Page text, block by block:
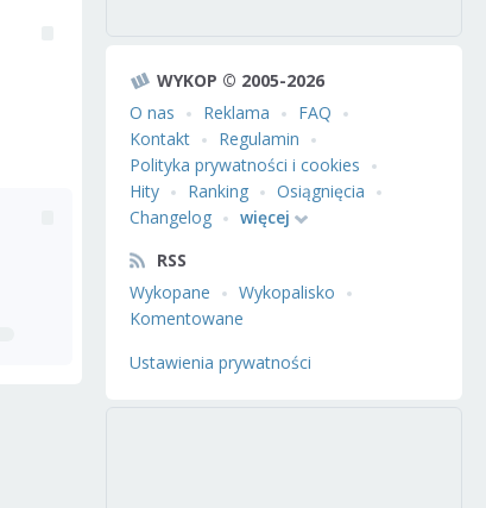
WYKOP © 2005-2026
O nas
Reklama
FAQ
Kontakt
Regulamin
Polityka prywatności i cookies
Hity
Ranking
Osiągnięcia
Changelog
więcej
RSS
Wykopane
Wykopalisko
Komentowane
Ustawienia prywatności